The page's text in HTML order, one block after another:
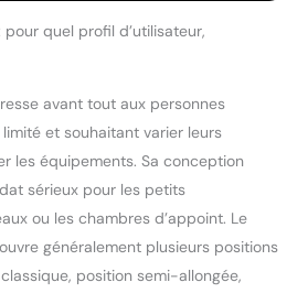
quel profil d’utilisateur,
avant tout aux personnes
et souhaitant varier leurs
les équipements. Sa conception
sérieux pour les petits
ou les chambres d’appoint. Le
généralement plusieurs positions
position semi-allongée,